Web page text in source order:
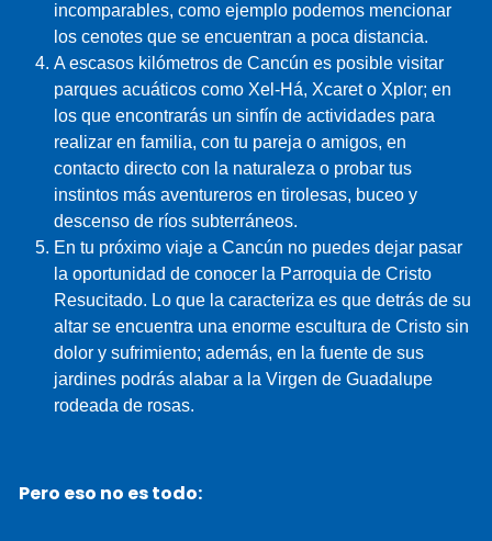
incomparables, como ejemplo podemos mencionar
los cenotes que se encuentran a poca distancia.
A escasos kilómetros de Cancún es posible visitar
parques acuáticos como Xel-Há, Xcaret o Xplor; en
los que encontrarás un sinfín de actividades para
realizar en familia, con tu pareja o amigos, en
contacto directo con la naturaleza o probar tus
instintos más aventureros en tirolesas, buceo y
descenso de ríos subterráneos.
En tu próximo viaje a Cancún no puedes dejar pasar
la oportunidad de conocer la Parroquia de Cristo
Resucitado. Lo que la caracteriza es que detrás de su
altar se encuentra una enorme escultura de Cristo sin
dolor y sufrimiento; además, en la fuente de sus
jardines podrás alabar a la Virgen de Guadalupe
rodeada de rosas.
Pero eso no es todo: